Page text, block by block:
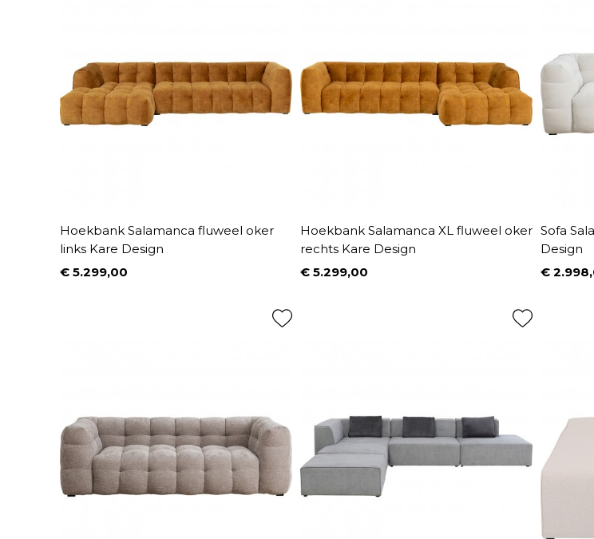
Hoekbank Salamanca fluweel oker
links Kare Design
Prijs
€ 5.299,00
Hoekbank Salamanca XL fluweel oker
rechts Kare Design
Prijs
€ 5.299,00
Sofa
Design
Prijs
€